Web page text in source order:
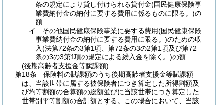
条の規定により貸し付けられる貸付金(国民健康保険事
業費納付金の納付に要する費用に係るものに限る。)の
額
イ
その他国民健康保険事業に要する費用(国民健康保険
事業費納付金の納付に要する費用に限る。)のための収
入(法第72条の3第1項、第72条の3の2第1項及び第72
条の3の3第1項の規定による繰入金を除く。)の額
(後期高齢者支援金等賦課額)
第18条
保険料の賦課額のうち後期高齢者支援金等賦課額
は、当該世帯に属する被保険者につき算定した所得割額及
び均等割額の合算額の総額並びに当該世帯につき算定した
世帯別平等割額の合計額とする。
この場合において、当該